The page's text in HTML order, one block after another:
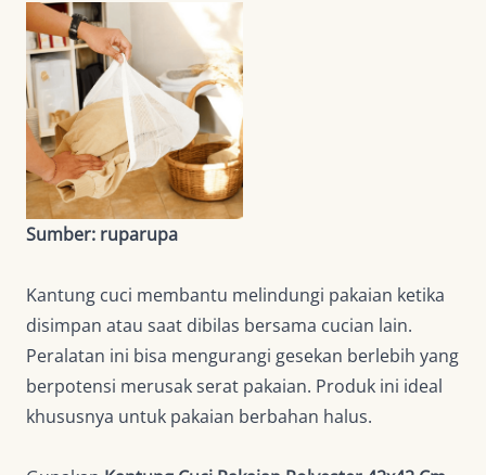
Sumber: ruparupa
Kantung cuci membantu melindungi pakaian ketika
disimpan atau saat dibilas bersama cucian lain.
Peralatan ini bisa mengurangi gesekan berlebih yang
berpotensi merusak serat pakaian. Produk ini ideal
khususnya untuk pakaian berbahan halus.